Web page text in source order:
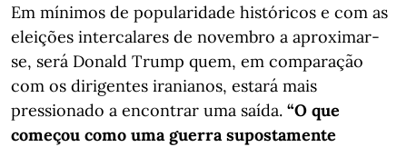
Em mínimos de popularidade históricos e com as
eleições intercalares de novembro a aproximar-
se, será Donald Trump quem, em comparação
com os dirigentes iranianos, estará mais
pressionado a encontrar uma saída. “O que
começou como uma guerra supostamente